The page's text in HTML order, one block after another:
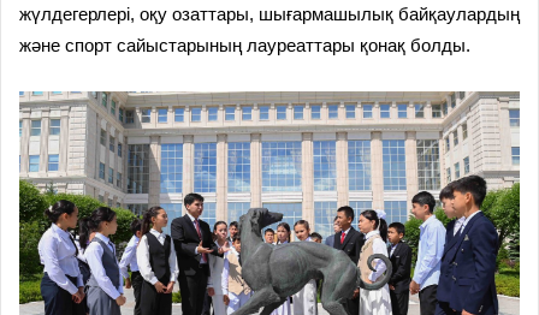
жүлдегерлері, оқу озаттары, шығармашылық байқаулардың
және спорт сайыстарының лауреаттары қонақ болды.